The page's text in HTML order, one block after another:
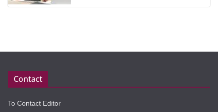
Contact
To Contact Editor